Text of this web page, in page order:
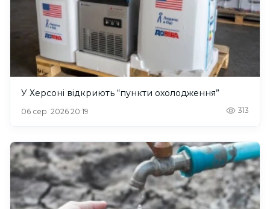
У Херсоні відкриють “пункти охолодження”
06 сер. 2026 20:19 313